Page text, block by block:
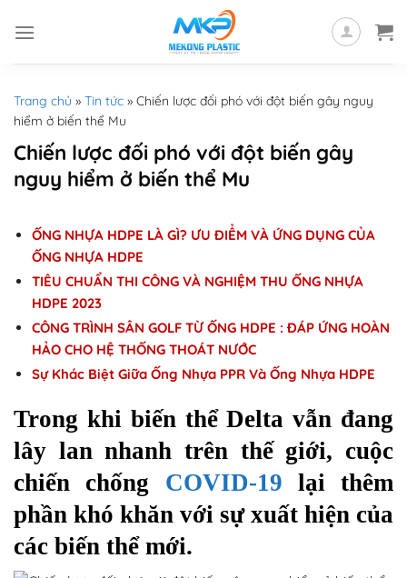
Trang chủ » Tin tức » Chiến lược đối phó với đột biến gây nguy
hiểm ở biến thể Mu
Chiến lược đối phó với đột biến gây
nguy hiểm ở biến thể Mu
ỐNG NHỰA HDPE LÀ GÌ? ƯU ĐIỂM VÀ ỨNG DỤNG CỦA
ỐNG NHỰA HDPE
TIÊU CHUẨN THI CÔNG VÀ NGHIỆM THU ỐNG NHỰA
HDPE 2023
CÔNG TRÌNH SÂN GOLF TỪ ỐNG HDPE : ĐÁP ỨNG HOÀN
HẢO CHO HỆ THỐNG THOÁT NƯỚC
Sự Khác Biệt Giữa Ống Nhựa PPR Và Ống Nhựa HDPE
Trong khi biến thể Delta vẫn đang
lây lan nhanh trên thế giới, cuộc
chiến chống COVID-19 lại thêm
phần khó khăn với sự xuất hiện của
các biến thể mới.